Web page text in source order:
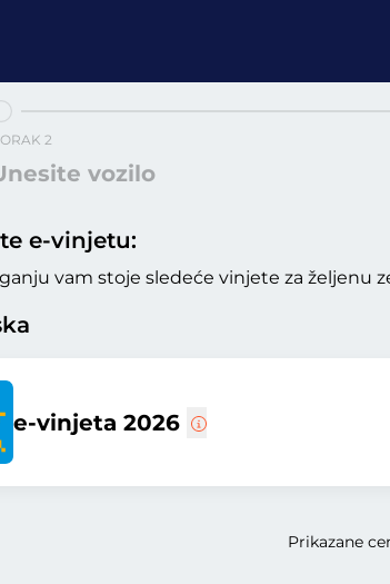
2
vozilo
e-vinjetu:
vam stoje sledeće vinjete za željenu
e-vinjeta 2026
Prikazane